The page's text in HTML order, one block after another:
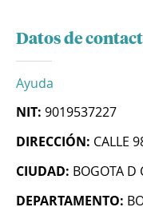
Datos de
Ayuda
NIT: 9019537227
DIRECCIÓN: CALLE
CIUDAD: BOGOTA D
DEPARTAMENTO: